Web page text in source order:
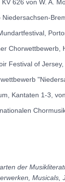
626 von W. A.
Chorwettbewerb,
Festival of
Kantaten 1-3,
der
Musicals,